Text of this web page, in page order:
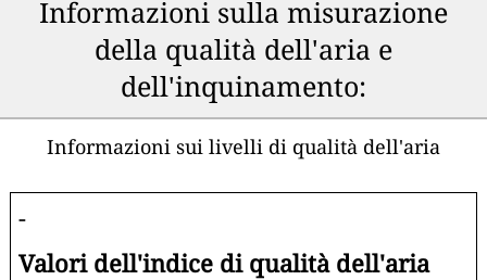
Informazioni sulla misurazione
della qualità dell'aria e
dell'inquinamento:
Informazioni sui livelli di qualità dell'aria
-
Valori dell'indice di qualità dell'aria